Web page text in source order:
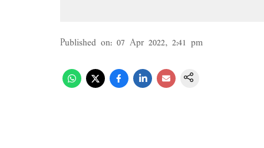
Published on: 07 Apr 2022, 2:41 pm